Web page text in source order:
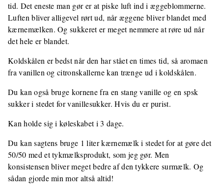
tid. Det eneste man gør er at piske luft ind i æggeblommerne.
Luften bliver alligevel rørt ud, når æggene bliver blandet med
kærnemælken. Og sukkeret er meget nemmere at røre ud når
det hele er blandet.
Koldskålen er bedst når den har stået en times tid, så aromaen
fra vanillen og citronskallerne kan trænge ud i koldskålen.
Du kan også bruge kornene fra en stang vanille og en spsk
sukker i stedet for vanillesukker. Hvis du er purist.
Kan holde sig i køleskabet i 3 dage.
Du kan sagtens bruge 1 liter kærnemælk i stedet for at gøre det
50/50 med et tykmælksprodukt, som jeg gør. Men
konsistensen bliver meget bedre af den tykkere surmælk. Og
sådan gjorde min mor altså altid!